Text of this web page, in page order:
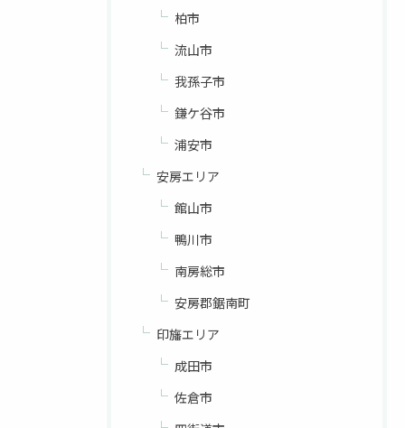
柏市
流山市
我孫子市
鎌ケ谷市
浦安市
安房エリア
館山市
鴨川市
南房総市
安房郡鋸南町
印旛エリア
成田市
佐倉市